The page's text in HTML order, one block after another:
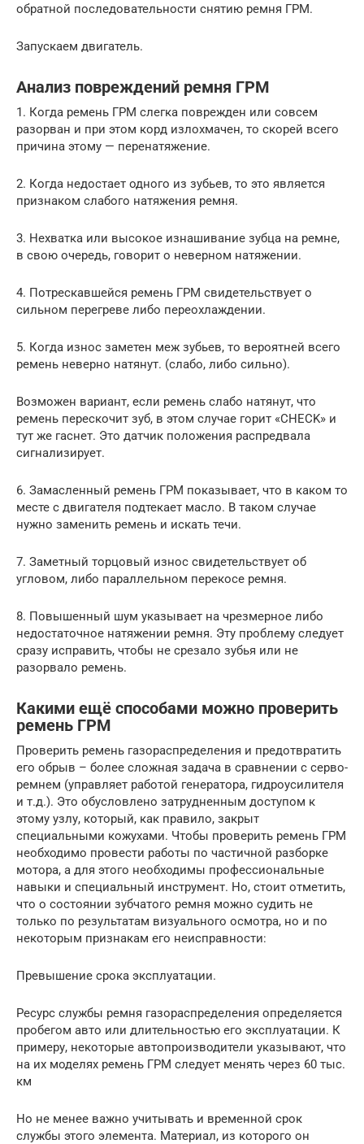
обратной последовательности снятию ремня ГРМ.
Запускаем двигатель.
Анализ повреждений ремня ГРМ
1. Когда ремень ГРМ слегка поврежден или совсем
разорван и при этом корд излохмачен, то скорей всего
причина этому — перенатяжение.
2. Когда недостает одного из зубьев, то это является
признаком слабого натяжения ремня.
3. Нехватка или высокое изнашивание зубца на ремне,
в свою очередь, говорит о неверном натяжении.
4. Потрескавшейся ремень ГРМ свидетельствует о
сильном перегреве либо переохлаждении.
5. Когда износ заметен меж зубьев, то вероятней всего
ремень неверно натянут. (слабо, либо сильно).
Возможен вариант, если ремень слабо натянут, что
ремень перескочит зуб, в этом случае горит «CHECK» и
тут же гаснет. Это датчик положения распредвала
сигнализирует.
6. Замасленный ремень ГРМ показывает, что в каком то
месте с двигателя подтекает масло. В таком случае
нужно заменить ремень и искать течи.
7. Заметный торцовый износ свидетельствует об
угловом, либо параллельном перекосе ремня.
8. Повышенный шум указывает на чрезмерное либо
недостаточное натяжении ремня. Эту проблему следует
сразу исправить, чтобы не срезало зубья или не
разорвало ремень.
Какими ещё способами можно проверить
ремень ГРМ
Проверить ремень газораспределения и предотвратить
его обрыв – более сложная задача в сравнении с серво-
ремнем (управляет работой генератора, гидроусилителя
и т.д.). Это обусловлено затрудненным доступом к
этому узлу, который, как правило, закрыт
специальными кожухами. Чтобы проверить ремень ГРМ
необходимо провести работы по частичной разборке
мотора, а для этого необходимы профессиональные
навыки и специальный инструмент. Но, стоит отметить,
что о состоянии зубчатого ремня можно судить не
только по результатам визуального осмотра, но и по
некоторым признакам его неисправности:
Превышение срока эксплуатации.
Ресурс службы ремня газораспределения определяется
пробегом авто или длительностью его эксплуатации. К
примеру, некоторые автопроизводители указывают, что
на их моделях ремень ГРМ следует менять через 60 тыс.
км
Но не менее важно учитывать и временной срок
службы этого элемента. Материал, из которого он